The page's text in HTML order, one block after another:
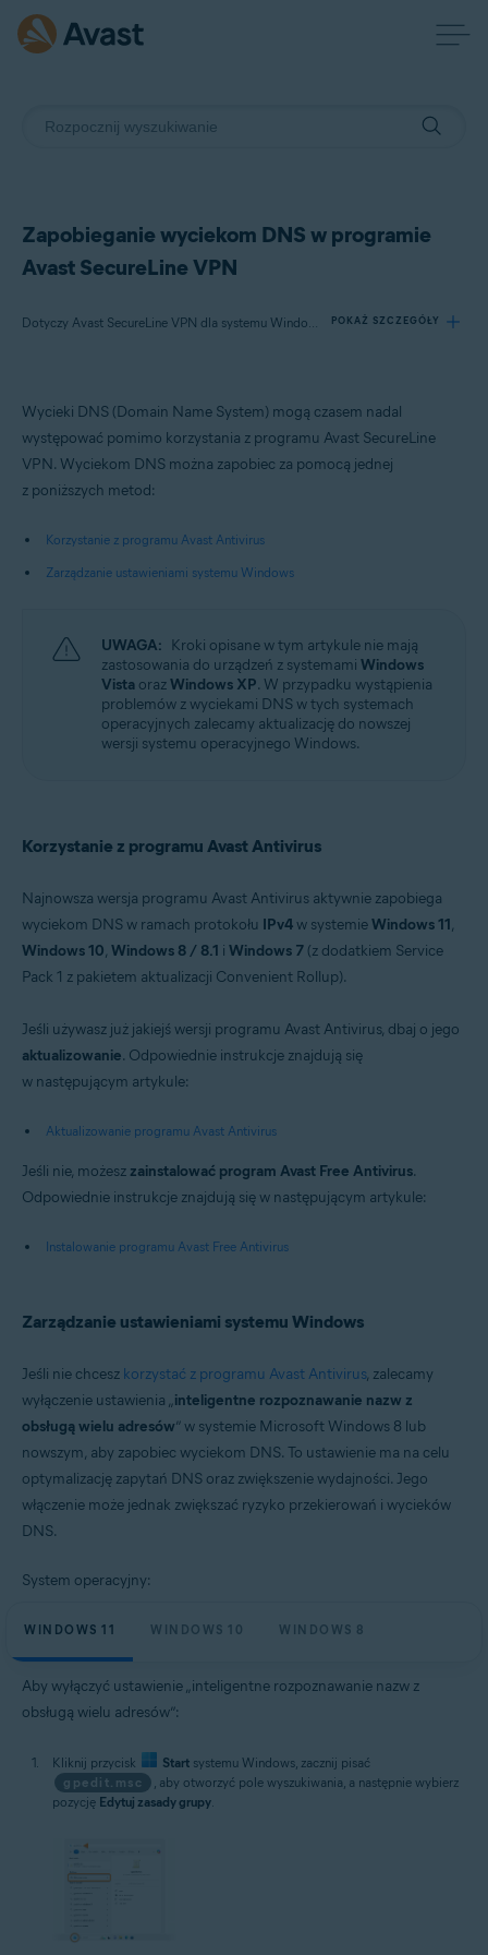
Zapobieganie wyciekom DNS w programie
Avast SecureLine VPN
Dotyczy Avast SecureLine VPN dla systemu Windows, Avast Premium Security dla systemu Windows, Avast Free Antivirus dla systemu Windows POKAŻ SZCZEGÓŁY
Produkty:
Avast SecureLine VPN 5.x dla systemu Windows
Avast Free Antivirus 24.x dla systemu Windows
Microsoft Windows 11 Home / Pro / Enterprise / Education
Microsoft Windows 10 Home / Pro / Enterprise / Education — wersja
Microsoft Windows 7 Home Basic / Home Premium / Professional
/ Enterprise / Ultimate — z dodatkiem Service Pack 1 z pakietem
aktualizacji Convenient Rollup, wersja 32-/64-bitowa
Wycieki DNS (Domain Name System) mogą czasem nadal
występować pomimo korzystania z programu Avast SecureLine
VPN. Wyciekom DNS można zapobiec za pomocą jednej
z poniższych metod:
Korzystanie z programu Avast Antivirus
Zarządzanie ustawieniami systemu Windows
UWAGA: Kroki opisane w tym artykule nie mają
zastosowania do urządzeń z systemami Windows
Vista orazWindows XP. W przypadku wystąpienia
problemów z wyciekami DNS w tych systemach
operacyjnych zalecamy aktualizację do nowszej
wersji systemu operacyjnego Windows.
Korzystanie z programu Avast Antivirus
Najnowsza wersja programu Avast Antivirus aktywnie zapobiega
wyciekom DNS w ramach protokołu IPv4w systemieWindows 11,
Windows 10, Windows 8 / 8.1 i Windows 7 (z dodatkiem Service
Pack 1 z pakietem aktualizacji Convenient Rollup).
Jeśli używasz już jakiejś wersji programu Avast Antivirus, dbaj o jego
aktualizowanie. Odpowiednie instrukcje znajdują się
w następującym artykule:
Aktualizowanie programu Avast Antivirus
Jeśli nie, możesz zainstalować program Avast Free Antivirus.
Odpowiednie instrukcje znajdują się w następującym artykule:
Instalowanie programu Avast Free Antivirus
Zarządzanie ustawieniami systemu Windows
Jeśli nie chcesz korzystać z programu Avast Antivirus, zalecamy
wyłączenie ustawienia „inteligentne rozpoznawanie nazw z
obsługą wielu adresów” w systemie Microsoft Windows 8 lub
nowszym, aby zapobiec wyciekom DNS. To ustawienie ma na celu
optymalizację zapytań DNS oraz zwiększenie wydajności. Jego
włączenie może jednak zwiększać ryzyko przekierowań i wycieków
DNS.
System operacyjny:
WINDOWS 11 WINDOWS 10 WINDOWS 8
Aby wyłączyć ustawienie „inteligentne rozpoznawanie nazw z
obsługą wielu adresów”:
Kliknij przycisk Start systemu Windows, zacznij pisać
gpedit.msc
, aby otworzyć pole wyszukiwania, a następnie wybierz
pozycję Edytuj zasady grupy.